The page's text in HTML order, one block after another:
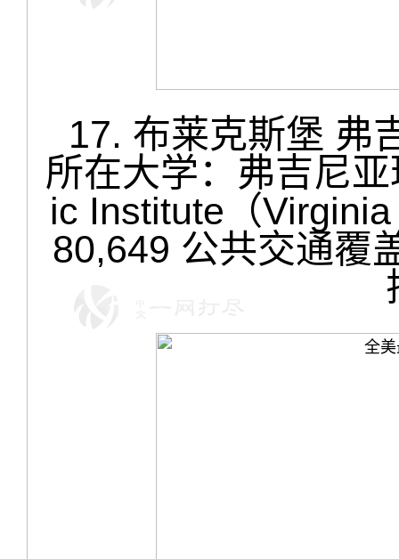
17. 布莱克斯堡 弗
所在大学：弗吉尼
ic Institute（
80,649 公共交通覆